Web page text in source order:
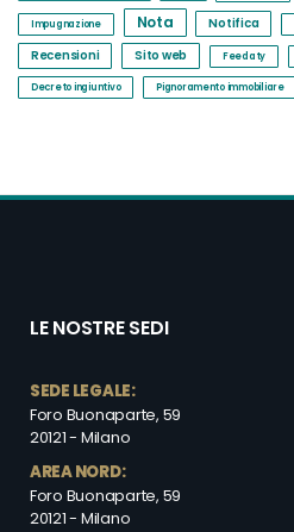
Impugnazione Nota Notifica
Recensioni Sito web Feedaty
Decreto ingiuntivo Pignoramento immobiliare
LE NOSTRE SEDI
SEDE LEGALE:
Foro Buonaparte, 59
20121 - Milano
AREA NORD:
Foro Buonaparte, 59
20121 - Milano